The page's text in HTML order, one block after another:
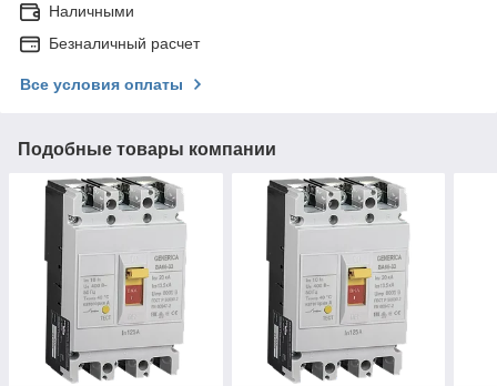
Наличными
Безналичный расчет
Все условия оплаты
Подобные товары компании